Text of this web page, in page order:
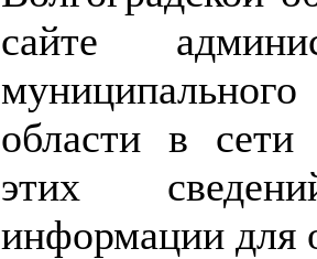
сайте
области в сети
этих
информации для